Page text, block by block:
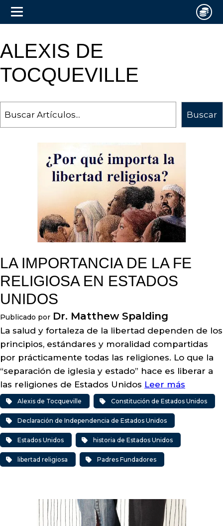
ALEXIS DE
TOCQUEVILLE
Buscar
LA IMPORTANCIA DE LA FE
RELIGIOSA EN ESTADOS
UNIDOS
Publicado por Dr. Matthew Spalding
La salud y fortaleza de la libertad dependen de los
principios, estándares y moralidad compartidas
por prácticamente todas las religiones. Lo que la
“separación de iglesia y estado” hace es liberar a
las religiones de Estados Unidos Leer más
Alexis de Tocqueville Constitución de Estados Unidos
Declaración de Independencia de Estados Unidos
Estados Unidos historia de Estados Unidos
libertad religiosa Padres Fundadores